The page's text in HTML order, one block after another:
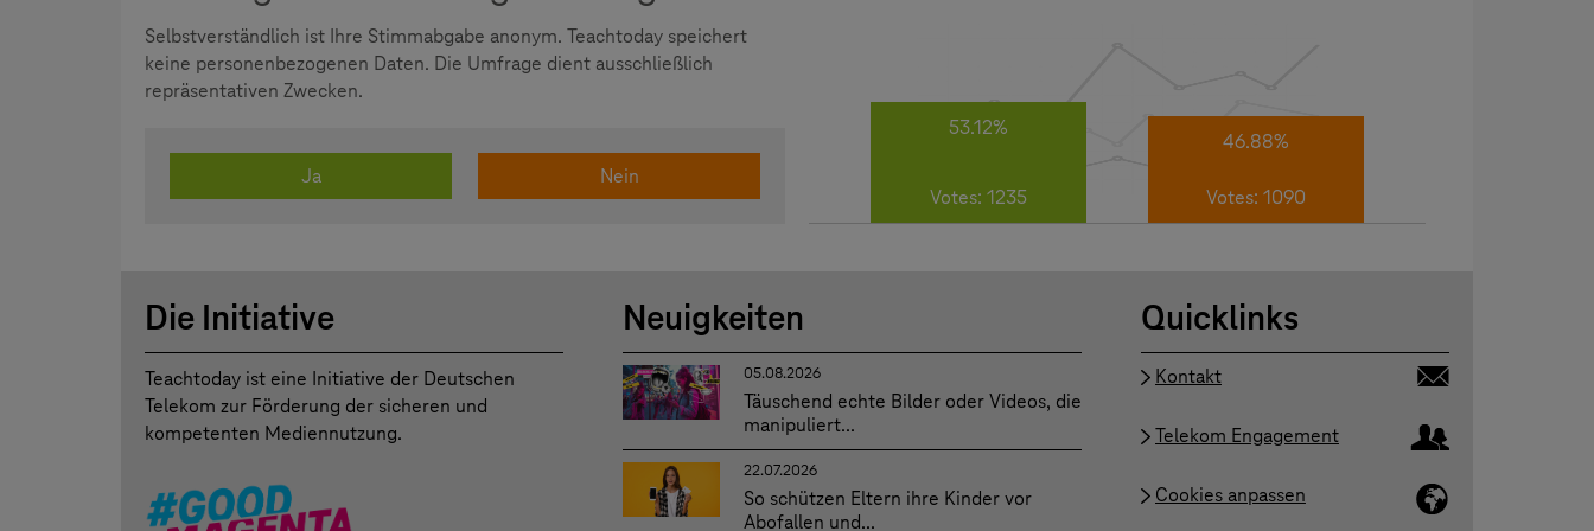
Selbstverständlich ist Ihre Stimmabgabe anonym. Teachtoday speichert
keine personenbezogenen Daten. Die Umfrage dient ausschließlich
repräsentativen Zwecken.
Ja Nein
53.12%
Votes: 1235
46.88%
Votes: 1090
Die Initiative
Teachtoday ist eine Initiative der Deutschen
Telekom zur Förderung der sicheren und
kompetenten Mediennutzung.
Neuigkeiten
05.08.2026
Täuschend echte Bilder oder Videos, die
manipuliert...
22.07.2026
So schützen Eltern ihre Kinder vor
Abofallen und...
Quicklinks
Kontakt
Telekom Engagement
Cookies anpassen